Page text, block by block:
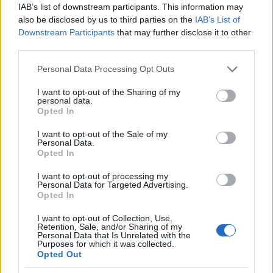
IAB’s list of downstream participants. This information may
also be disclosed by us to third parties on the IAB’s List of
Downstream Participants that may further disclose it to other
Please note that this website/app uses one or more Google
not limited to your visit or usage behaviour. You may click to
grant or deny consent to Google and its third-party tags to
use your data for below specified purposes in below Google
consent section.
Personal Data Processing Opt Outs
I want to opt-out of the Sharing of my
personal data.
Opted In
I want to opt-out of the Sale of my
Personal Data.
Opted In
I want to opt-out of processing my
Personal Data for Targeted Advertising.
Opted In
I want to opt-out of Collection, Use,
Retention, Sale, and/or Sharing of my
Personal Data that Is Unrelated with the
Purposes for which it was collected.
Opted Out